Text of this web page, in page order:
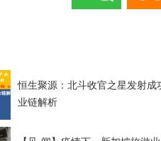
恒生聚源：北斗收官之星发射成
业链解析